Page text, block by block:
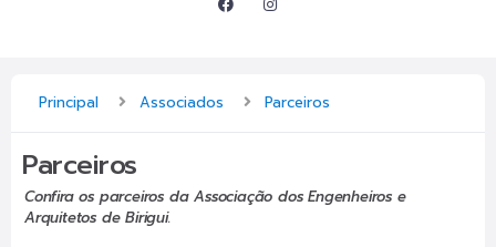
Principal Associados Parceiros
Parceiros
Confira os parceiros da Associação dos Engenheiros e
Arquitetos de Birigui.